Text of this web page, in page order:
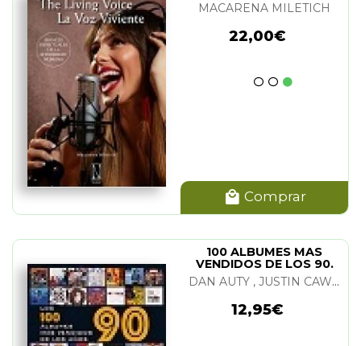
MACARENA MILETICH
22,00€
Comprar
100 ALBUMES MAS
VENDIDOS DE LOS 90.
LOS
DAN AUTY , JUSTIN CAWTHORNE...
12,95€